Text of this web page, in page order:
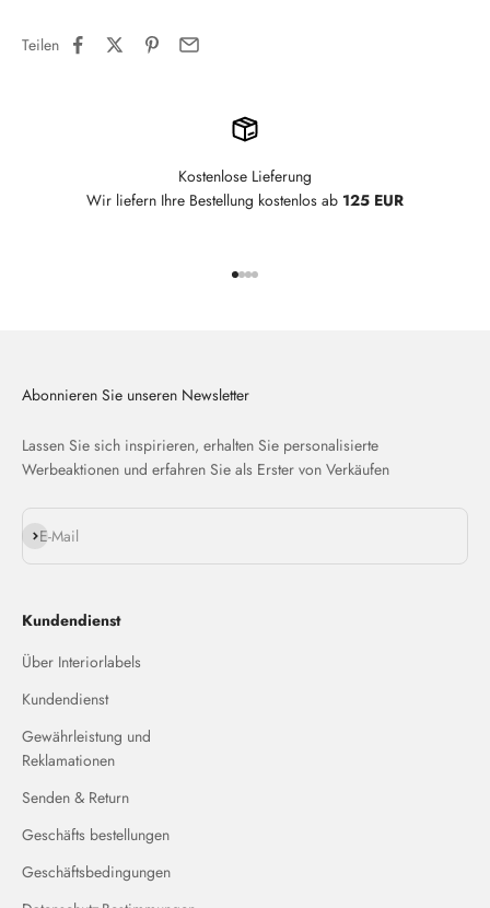
Teilen
Kostenlose Lieferung
Wir liefern Ihre Bestellung kostenlos ab 125 EUR
Abonnieren Sie unseren Newsletter
Lassen Sie sich inspirieren, erhalten Sie personalisierte
Werbeaktionen und erfahren Sie als Erster von Verkäufen
E-Mail
Abonnieren
Kundendienst
Über Interiorlabels
Kundendienst
Gewährleistung und
Reklamationen
Senden & Return
Geschäfts bestellungen
Geschäftsbedingungen